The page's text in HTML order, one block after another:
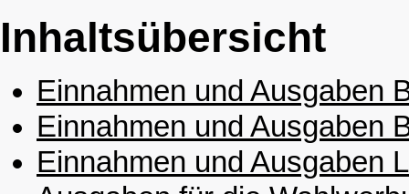
Inhaltsübersicht
Einnahmen und Ausgaben
Einnahmen und Ausgaben
Einnahmen und Ausgaben